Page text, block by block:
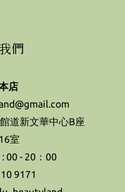
們
店
道新文華中心B座
室
00 - 20：00
9171